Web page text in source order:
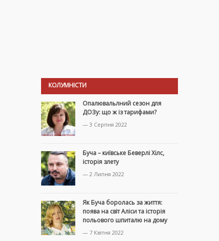
КОЛУМНІСТИ
Опалювальлний сезон для
ДОЗу: що ж із тарифами?
— 3 Серпня 2022
Буча – київське Беверлі Хілс,
історія злету
— 2 Липня 2022
Як Буча боролась за життя:
поява на світ Аліси та історія
польового шпиталю на дому
— 7 Квітня 2022